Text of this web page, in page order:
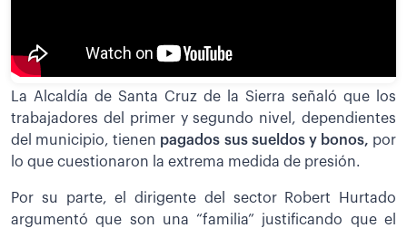
La Alcaldía de Santa Cruz de la Sierra señaló que los
trabajadores del primer y segundo nivel, dependientes
del municipio, tienen pagados sus sueldos y bonos, por
lo que cuestionaron la extrema medida de presión.
Por su parte, el dirigente del sector Robert Hurtado
argumentó que son una “familia” justificando que el